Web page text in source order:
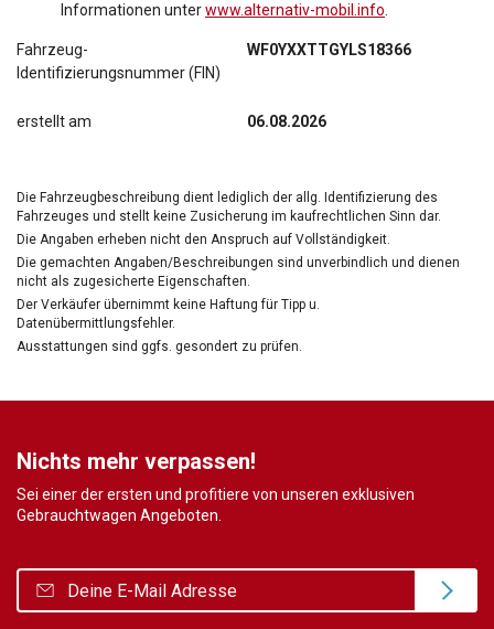
Informationen unterwww.alternativ-mobil.info.
Fahrzeug-
Identifizierungsnummer (FIN)
WF0YXXTTGYLS18366
erstellt am 06.08.2026
Die Fahrzeugbeschreibung dient lediglich der allg. Identifizierung des
Fahrzeuges und stellt keine Zusicherung im kaufrechtlichen Sinn dar.
Die Angaben erheben nicht den Anspruch auf Vollständigkeit.
Die gemachten Angaben/Beschreibungen sind unverbindlich und dienen
nicht als zugesicherte Eigenschaften.
Der Verkäufer übernimmt keine Haftung für Tipp u.
Datenübermittlungsfehler.
Ausstattungen sind ggfs. gesondert zu prüfen.
Nichts mehr verpassen!
Sei einer der ersten und profitiere von unseren exklusiven
Gebrauchtwagen Angeboten.